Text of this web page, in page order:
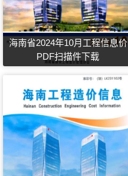
海南省2024年10月工程信息价
PDF扫描件下载